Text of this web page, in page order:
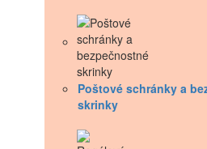
Poštové schránky a
skrinky